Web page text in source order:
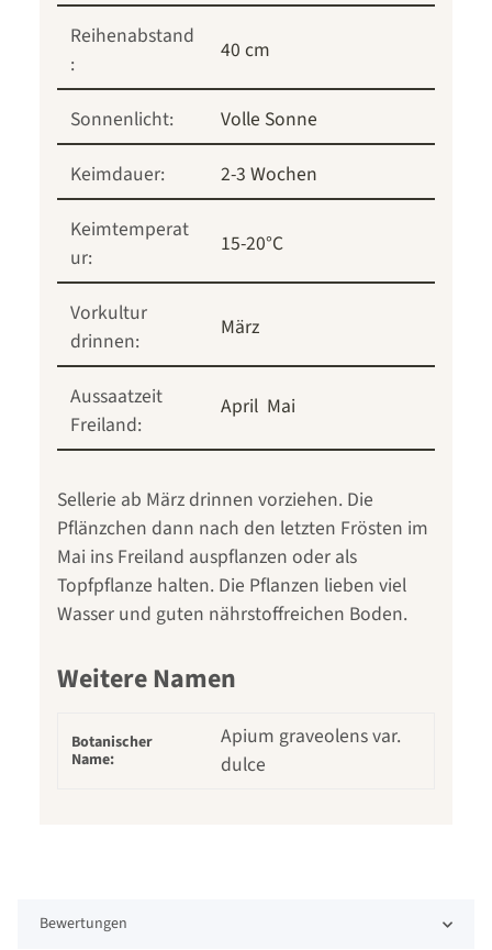
Reihenabstand
:
40 cm
Sonnenlicht:
Volle Sonne
Keimdauer:
2-3 Wochen
Keimtemperat
ur:
15-20°C
Vorkultur
drinnen:
März
Aussaatzeit
Freiland:
April Mai
Sellerie ab März drinnen vorziehen. Die
Pflänzchen dann nach den letzten Frösten im
Mai ins Freiland auspflanzen oder als
Topfpflanze halten. Die Pflanzen lieben viel
Wasser und guten nährstoffreichen Boden.
Weitere Namen
Botanischer
Name:
Apium graveolens var.
dulce
Bewertungen